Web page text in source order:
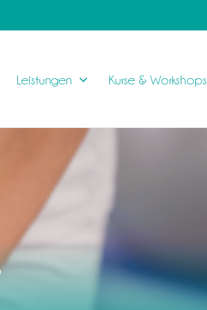
Leistungen Kurse & Workshops